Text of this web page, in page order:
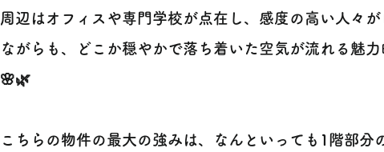
周辺はオフィスや専門学校が点在し、感度の高い人々
ながらも、どこか穏やかで落ち着いた空気が流れる魅
🌸🌿
こちらの物件の最大の強みは、なんといっても1階部分